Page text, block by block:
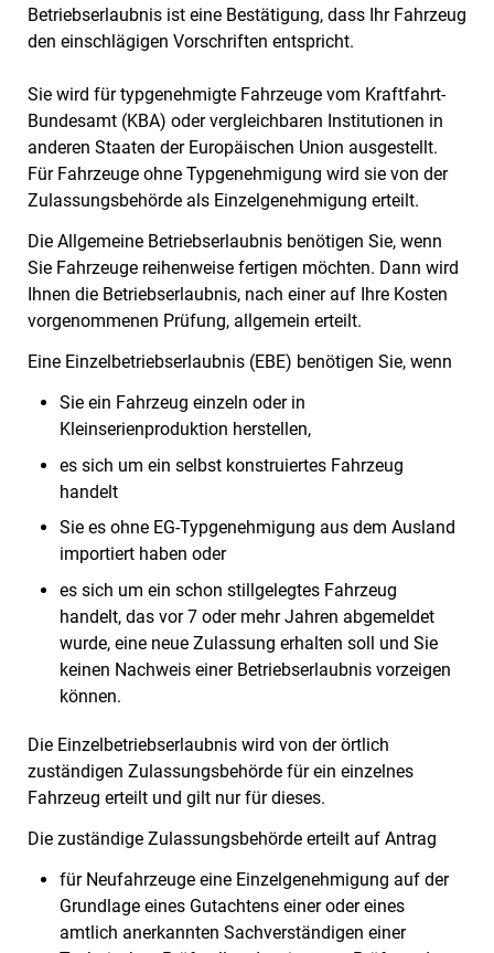
Betriebserlaubnis ist eine Bestätigung, dass Ihr Fahrzeug
den einschlägigen Vorschriften entspricht.
Sie wird für typgenehmigte Fahrzeuge vom Kraftfahrt-
Bundesamt (KBA) oder vergleichbaren Institutionen in
anderen Staaten der Europäischen Union ausgestellt.
Für Fahrzeuge ohne Typgenehmigung wird sie von der
Zulassungsbehörde als Einzelgenehmigung erteilt.
Die Allgemeine Betriebserlaubnis benötigen Sie, wenn
Sie Fahrzeuge reihenweise fertigen möchten. Dann wird
Ihnen die Betriebserlaubnis, nach einer auf Ihre Kosten
vorgenommenen Prüfung, allgemein erteilt.
Eine Einzelbetriebserlaubnis (EBE) benötigen Sie, wenn
Sie ein Fahrzeug einzeln oder in
Kleinserienproduktion herstellen,
es sich um ein selbst konstruiertes Fahrzeug
handelt
Sie es ohne EG-Typgenehmigung aus dem Ausland
importiert haben oder
es sich um ein schon stillgelegtes Fahrzeug
handelt, das vor 7 oder mehr Jahren abgemeldet
wurde, eine neue Zulassung erhalten soll und Sie
keinen Nachweis einer Betriebserlaubnis vorzeigen
können.
Die Einzelbetriebserlaubnis wird von der örtlich
zuständigen Zulassungsbehörde für ein einzelnes
Fahrzeug erteilt und gilt nur für dieses.
Die zuständige Zulassungsbehörde erteilt auf Antrag
für Neufahrzeuge eine Einzelgenehmigung auf der
Grundlage eines Gutachtens einer oder eines
amtlich anerkannten Sachverständigen einer